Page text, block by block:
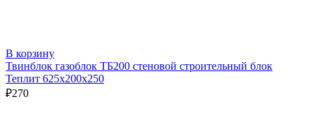
В корзину
Твинблок газоблок ТБ200 стеновой строительный блок
Теплит 625х200х250
₽270